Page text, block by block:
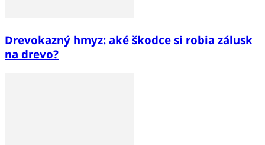
Drevokazný hmyz: aké škodce si robia zálusk
na drevo?